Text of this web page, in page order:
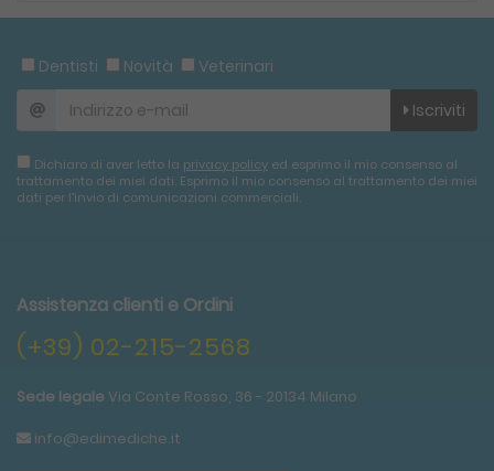
Dentisti Novità Veterinari
Iscriviti
Dichiaro di aver letto la privacy policy ed esprimo il mio consenso al
trattamento dei miei dati. Esprimo il mio consenso al trattamento dei miei
dati per l'invio di comunicazioni commerciali.
Assistenza clienti e Ordini
(+39) 02-215-2568
Sede legale Via Conte Rosso, 36 - 20134 Milano
info@edimediche.it